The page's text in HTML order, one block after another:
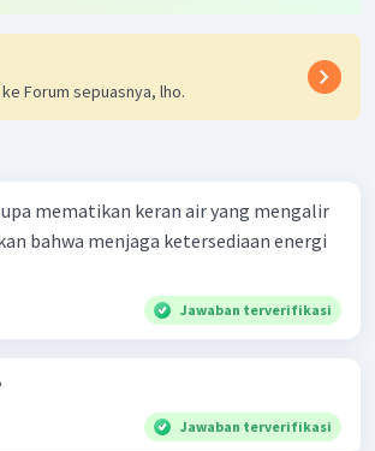
Forum sepuasnya, lho.
mematikan keran air yang mengalir
bahwa menjaga ketersediaan energi
Jawaban terverifikasi
Jawaban terverifikasi